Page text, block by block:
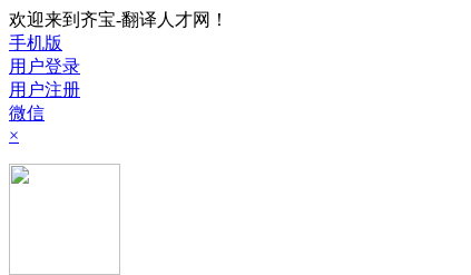
欢迎来到齐宝-翻译人才网！
手机版
用户登录
用户注册
微信
×